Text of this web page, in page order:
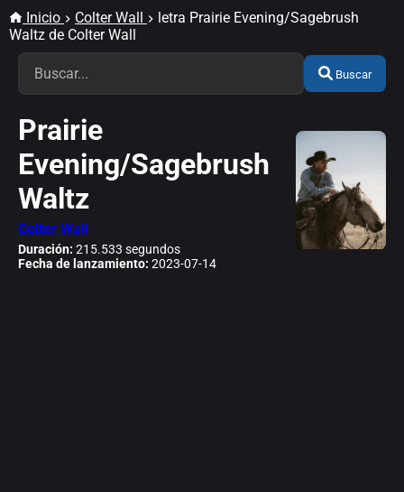
Inicio Colter Wall
letra Prairie Evening/Sagebrush
Waltz de Colter Wall
Buscar
Prairie
Evening/Sagebrush
Waltz
Colter Wall
Duración: 215.533 segundos
Fecha de lanzamiento: 2023-07-14